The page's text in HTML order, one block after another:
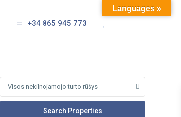
+34 865 945 773
Visos nekilnojamojo turto rūšys
Languages »